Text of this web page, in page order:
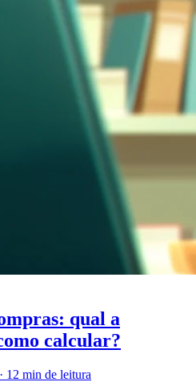
qual a
calcular?
· 12 min de leitura